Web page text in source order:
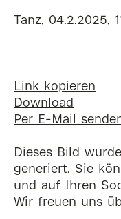
Tanz, 04.2.2025,
Link kopieren
Download
Per E-Mail
Dieses Bild
generiert. Sie
und auf Ihren
Wir freuen uns